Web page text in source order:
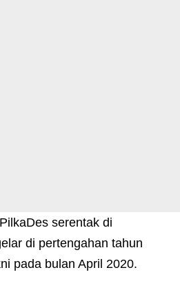
serentak di
di pertengahan tahun
pada bulan April 2020.